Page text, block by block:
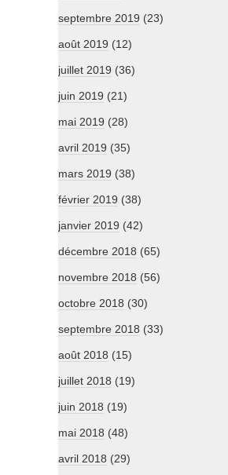
septembre 2019 (23)
août 2019 (12)
juillet 2019 (36)
juin 2019 (21)
mai 2019 (28)
avril 2019 (35)
mars 2019 (38)
février 2019 (38)
janvier 2019 (42)
décembre 2018 (65)
novembre 2018 (56)
octobre 2018 (30)
septembre 2018 (33)
août 2018 (15)
juillet 2018 (19)
juin 2018 (19)
mai 2018 (48)
avril 2018 (29)